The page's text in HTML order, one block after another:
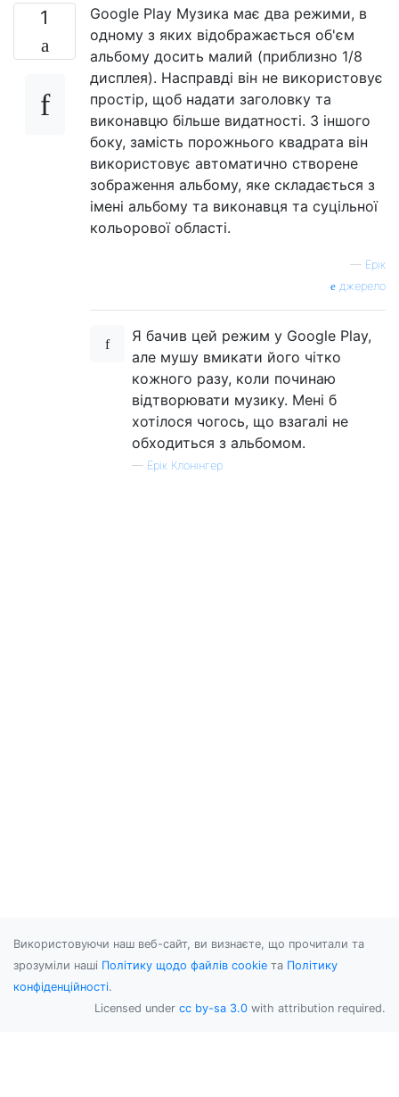
1
Google Play Музика має два режими, в
одному з яких відображається об'єм
альбому досить малий (приблизно 1/8
дисплея). Насправді він не використовує
простір, щоб надати заголовку та
виконавцю більше видатності. З іншого
боку, замість порожнього квадрата він
використовує автоматично створене
зображення альбому, яке складається з
імені альбому та виконавця та суцільної
кольорової області.
— Ерік
джерело
Я бачив цей режим у Google Play,
але мушу вмикати його чітко
кожного разу, коли починаю
відтворювати музику. Мені б
хотілося чогось, що взагалі не
обходиться з альбомом.
— Ерік Клонінгер
Використовуючи наш веб-сайт, ви визнаєте, що прочитали та
зрозуміли наші Політику щодо файлів cookie та Політику
конфіденційності.
Licensed under cc by-sa 3.0 with attribution required.